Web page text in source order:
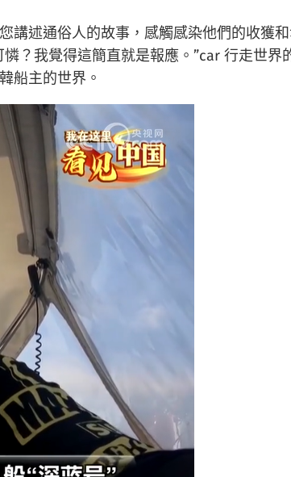
講述通俗人的故事，感觸感染他們的收獲
？我覺得這簡直就是報應。”car 行走世界
船主的世界。